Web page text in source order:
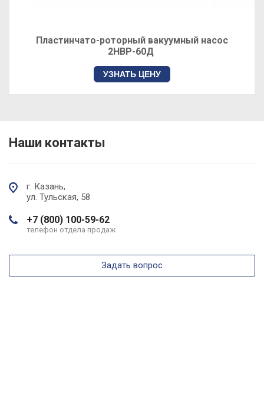
Пластинчато-роторный вакуумный насос
2НВР-60Д
УЗНАТЬ ЦЕНУ
Наши контакты
г. Казань,
ул. Тульская, 58
+7 (800) 100-59-62
телефон отдела продаж
Задать вопрос